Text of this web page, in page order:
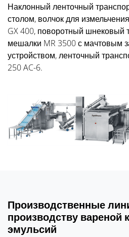
Наклонный ленточный
столом, волчок для
GX 400, поворотный шнековый
мешалки MR 3500 с мачтовым
устройством, ленточный
250 AC-6.
Производственные
производству вареной
эмульсий